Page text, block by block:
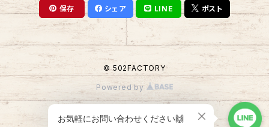
ホイール
ホイールタイヤ SET
保存 シェア LINE ポスト
© 502FACTORY
Powered by